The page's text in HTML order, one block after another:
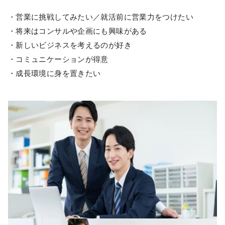
・営業に挑戦してみたい／就活前に営業力をつけたい
・将来はコンサルや企画にも興味がある
・新しいビジネスを考えるのが好き
・コミュニケーションが得意
・成長環境に身を置きたい